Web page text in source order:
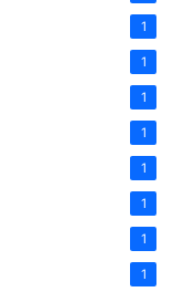
1
1
1
1
1
1
1
1